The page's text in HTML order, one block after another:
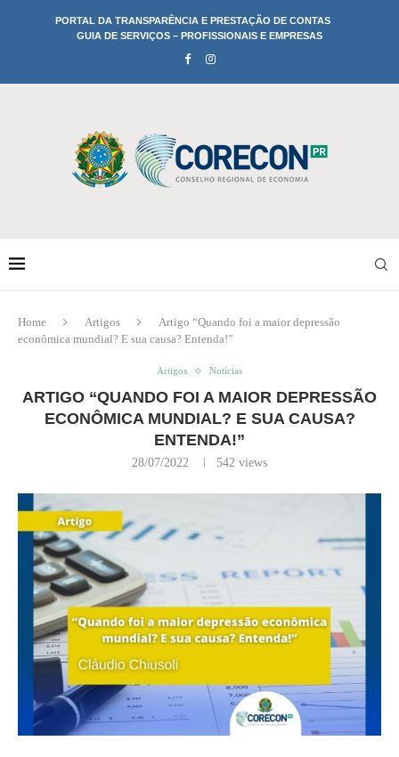
PORTAL DA TRANSPARÊNCIA E PRESTAÇÃO DE CONTAS
GUIA DE SERVIÇOS – PROFISSIONAIS E EMPRESAS
Home Artigos
Artigo “Quando foi a maior depressão
econômica mundial? E sua causa? Entenda!”
Artigos Notícias
ARTIGO “QUANDO FOI A MAIOR DEPRESSÃO
ECONÔMICA MUNDIAL? E SUA CAUSA?
ENTENDA!”
28/07/2022 542 views